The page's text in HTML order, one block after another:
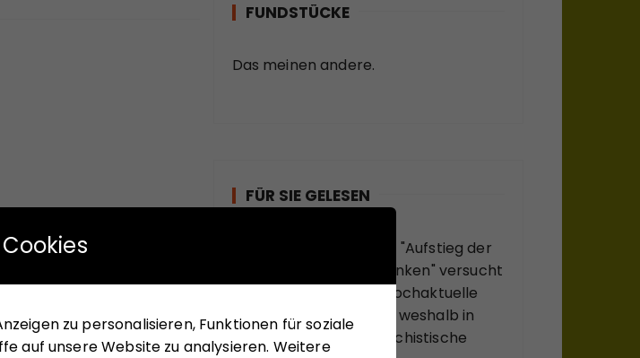
FUNDSTÜCKE
Das meinen andere.
FÜR SIE GELESEN
Mit seinem neuen Buch "Aufstieg der
Rechten, Abstieg der Linken" versucht
Hans-Jürgen Arlt die hochaktuelle
Frage zu beantworten, weshalb in
modernen Ländern faschistische
zu personalisieren, Funktionen für soziale
auf unsere Website zu analysieren. Weitere